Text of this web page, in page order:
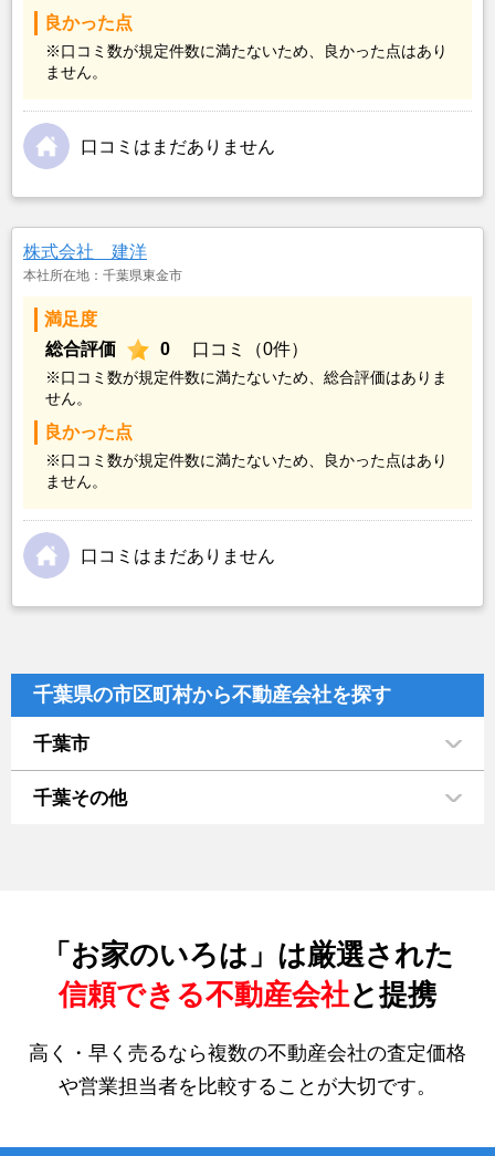
良かった点
※口コミ数が規定件数に満たないため、良かった点はあり
ません。
口コミはまだありません
株式会社 建洋
本社所在地：千葉県東金市
満足度
総合評価
0 口コミ（0件）
※口コミ数が規定件数に満たないため、総合評価はありま
せん。
良かった点
※口コミ数が規定件数に満たないため、良かった点はあり
ません。
口コミはまだありません
千葉県の市区町村から不動産会社を探す
千葉市
千葉その他
「お家のいろは」は厳選された
信頼できる不動産会社と提携
高く・早く売るなら複数の不動産会社の査定価格
や営業担当者を比較することが大切です。